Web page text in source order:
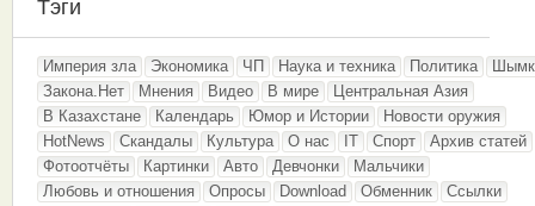
Тэги
Империя зла Экономика ЧП Наука и техника Политика
Закона.Нет
Мнения Видео В мире
Центральная Азия
В Казахстане
Календарь Юмор и Истории
Новости оружия
HotNews
Скандалы Культура О нас IT Спорт
Архив статей
Фотоотчёты
Картинки Авто Девчонки
Мальчики
Любовь и отношения
Опросы Download Обменник
Ссылки